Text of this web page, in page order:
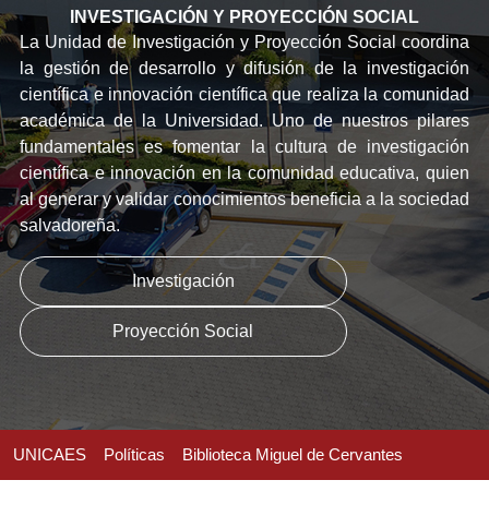
INVESTIGACIÓN Y PROYECCIÓN SOCIAL
La Unidad de Investigación y Proyección Social coordina
la gestión de desarrollo y difusión de la investigación
científica e innovación científica que realiza la comunidad
académica de la Universidad. Uno de nuestros pilares
fundamentales es fomentar la cultura de investigación
científica e innovación en la comunidad educativa, quien
al generar y validar conocimientos beneficia a la sociedad
salvadoreña.
Investigación
Proyección Social
UNICAES Políticas Biblioteca Miguel de Cervantes